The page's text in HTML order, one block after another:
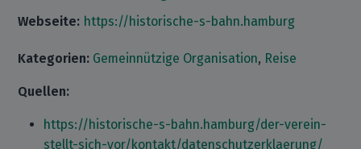
Webseite: https://historische-s-bahn.hamburg
Kategorien: Gemeinnützige Organisation, Reise
Quellen:
https://historische-s-bahn.hamburg/der-verein-
stellt-sich-vor/kontakt/datenschutzerklaerung/